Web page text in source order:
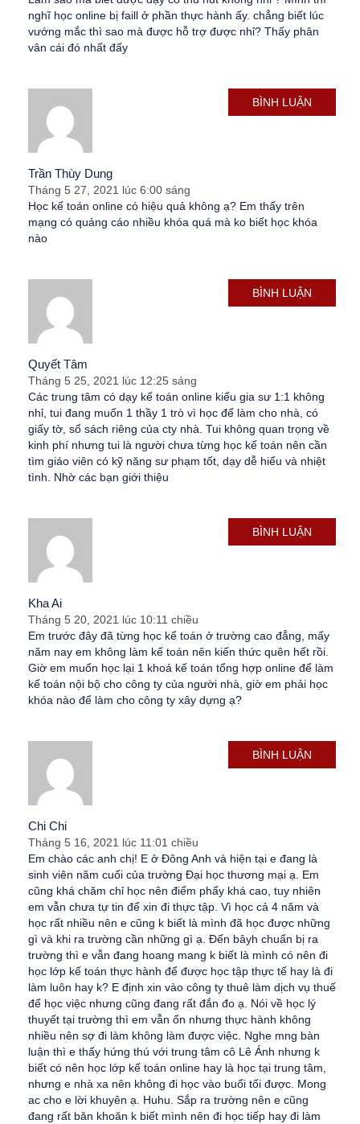
nghĩ học online bị faill ở phần thực hành ấy. chẳng biết lúc
vướng mắc thì sao mà được hỗ trợ được nhỉ? Thấy phân
vân cái đó nhất đấy
Trần Thùy Dung
Tháng 5 27, 2021 lúc 6:00 sáng
Học kế toán online có hiệu quả không ạ? Em thấy trên
mạng có quảng cáo nhiều khóa quá mà ko biết học khóa
nào
BÌNH LUẬN
Quyết Tâm
Tháng 5 25, 2021 lúc 12:25 sáng
Các trung tâm có dạy kế toán online kiểu gia sư 1:1 không
nhỉ, tui đang muốn 1 thầy 1 trò vì học để làm cho nhà, có
giấy tờ, sổ sách riêng của cty nhà. Tui không quan trọng về
kinh phí nhưng tui là người chưa từng học kế toán nên cần
tìm giáo viên có kỹ năng sư phạm tốt, dạy dễ hiểu và nhiệt
tình. Nhờ các bạn giới thiệu
BÌNH LUẬN
Kha Ai
Tháng 5 20, 2021 lúc 10:11 chiều
Em trước đây đã từng học kế toán ở trường cao đẳng, mấy
năm nay em không làm kế toán nên kiến thức quên hết rồi.
Giờ em muốn học lại 1 khoá kế toán tổng hợp online để làm
kế toán nội bộ cho công ty của người nhà, giờ em phải học
khóa nào để làm cho công ty xây dựng ạ?
BÌNH LUẬN
Chi Chi
Tháng 5 16, 2021 lúc 11:01 chiều
Em chào các anh chị! E ở Đông Anh và hiện tại e đang là
sinh viên năm cuối của trường Đại học thương mại ạ. Em
cũng khá chăm chỉ học nên điểm phẩy khá cao, tuy nhiên
em vẫn chưa tự tin để xin đi thực tập. Vì học cả 4 năm và
học rất nhiều nên e cũng k biết là mình đã học được những
gì và khi ra trường cần những gì ạ. Đến bâyh chuẩn bị ra
trường thì e vẫn đang hoang mang k biết là mình có nên đi
học lớp kế toán thực hành để được học tập thực tế hay là đi
làm luôn hay k? E định xin vào công ty thuê làm dịch vụ thuế
để học việc nhưng cũng đang rất đắn đo ạ. Nói về học lý
thuyết tại trường thì em vẫn ổn nhưng thực hành không
nhiều nên sợ đi làm không làm được việc. Nghe mng bàn
luận thì e thấy hứng thú với trung tâm cô Lê Ánh nhưng k
biết có nên học lớp kế toán online hay là học tại trung tâm,
nhưng e nhà xa nên không đi học vào buổi tối được. Mong
ac cho e lời khuyên ạ. Huhu. Sắp ra trường nên e cũng
đang rất băn khoăn k biết mình nên đi học tiếp hay đi làm
BÌNH LUẬN